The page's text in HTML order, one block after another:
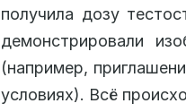
получила дозу
демонстрировали
(например,
условиях). Всё